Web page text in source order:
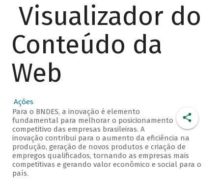
Visualizador do
Conteúdo da
Web
Ações
Para o BNDES, a inovação é elemento
fundamental para melhorar o posicionamento
competitivo das empresas brasileiras. A
inovação contribui para o aumento da eficiência na
produção, geração de novos produtos e criação de
empregos qualificados, tornando as empresas mais
competitivas e gerando valor econômico e social para o
país.